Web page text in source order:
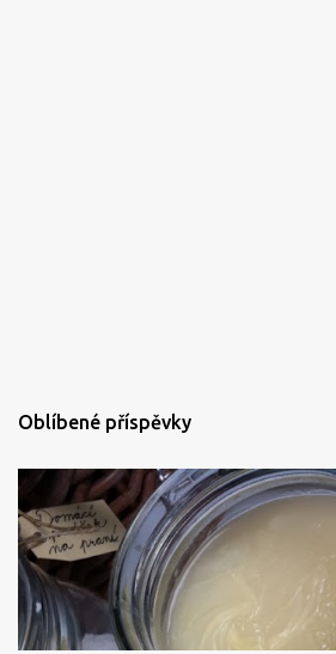
Oblíbené příspěvky